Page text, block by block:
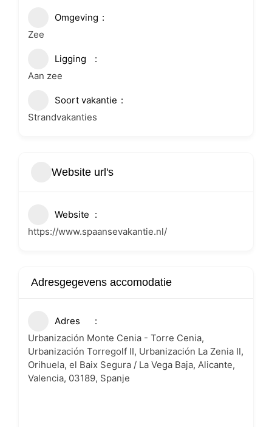
Omgeving
Zee
Ligging
Aan zee
Soort vakantie
Strandvakanties
Website url's
Website
https://www.spaansevakantie.nl/
Adresgegevens accomodatie
Adres
Urbanización Monte Cenia - Torre Cenia,
Urbanización Torregolf II, Urbanización La Zenia II,
Orihuela, el Baix Segura / La Vega Baja, Alicante,
Valencia, 03189, Spanje